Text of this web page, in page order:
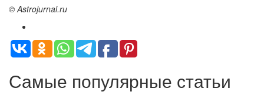
© Astrojurnal.ru
Самые популярные статьи